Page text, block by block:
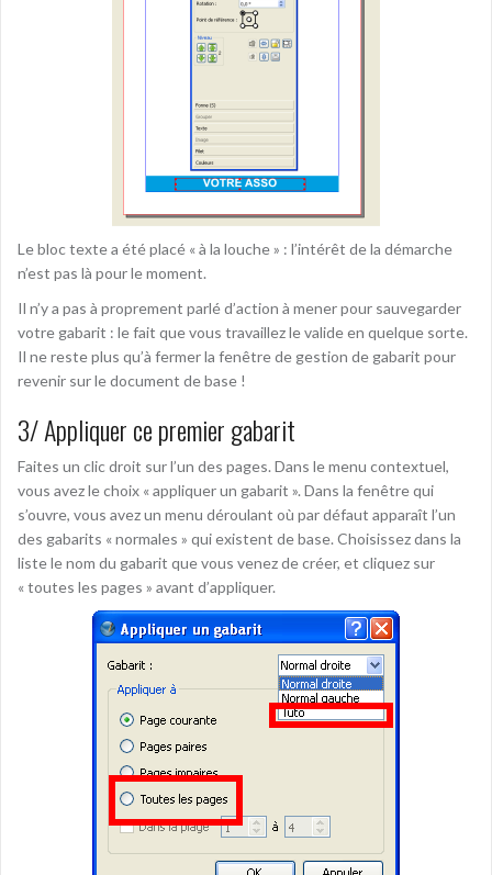
Le bloc texte a été placé « à la louche » : l’intérêt de la démarche
n’est pas là pour le moment.
Il n’y a pas à proprement parlé d’action à mener pour sauvegarder
votre gabarit : le fait que vous travaillez le valide en quelque sorte.
Il ne reste plus qu’à fermer la fenêtre de gestion de gabarit pour
revenir sur le document de base !
3/ Appliquer ce premier gabarit
Faites un clic droit sur l’un des pages. Dans le menu contextuel,
vous avez le choix « appliquer un gabarit ». Dans la fenêtre qui
s’ouvre, vous avez un menu déroulant où par défaut apparaît l’un
des gabarits « normales » qui existent de base. Choisissez dans la
liste le nom du gabarit que vous venez de créer, et cliquez sur
« toutes les pages » avant d’appliquer.